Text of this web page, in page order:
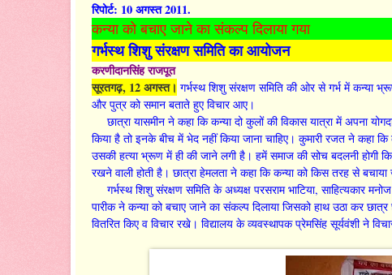
रिपोर्ट: 10 अगस्त 2011.
कन्या को बचाए जाने का संकल्प दिलाया गया
गर्भस्थ शिशु संरक्षण समिति का आयोजन
करणीदानसिंह राजपूत
सूरतगढ़, 12 अगस्त। गर्भस्थ शिशु संरक्षण समिति की ओर से गर्भ में कन्या
और पुत्र को समान बताते हुए विचार आए।
छात्रा यासमीन ने कहा कि कन्या दो कुलों की विकास यात्रा में अपना
किया है तो इनके बीच में भेद नहीं किया जाना चाहिए। कुमारी रजत ने कहा
उसकी हत्या भ्रूण में ही की जाने लगी है। हमें समाज की सोच बदलनी होगी
रखने वाली होती है। छात्रा हेमलता ने कहा कि कन्या को किस तरह से
गर्भस्थ शिशु संरक्षण समिति के अध्यक्ष परसराम भाटिया, साहित्यकार
पारीक ने कन्या को बचाए जाने का संकल्प दिलाया जिसको हाथ उठा कर
वितरित किए व विचार रखे। विद्यालय के व्यवस्थापक प्रेमसिंह सूर्यवंशी ने